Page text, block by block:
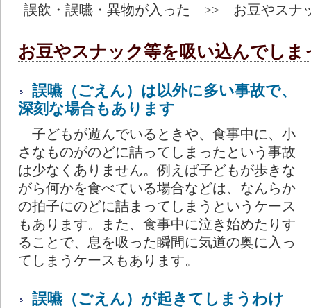
誤飲・誤嚥・異物が入った >> お豆やスナ
お豆やスナック等を吸い込んでし
誤嚥（ごえん）は以外に多い事故で、
深刻な場合もあります
子どもが遊んでいるときや、食事中に、小
さなものがのどに詰ってしまったという事故
は少なくありません。例えば子どもが歩きな
がら何かを食べている場合などは、なんらか
の拍子にのどに詰まってしまうというケース
もあります。また、食事中に泣き始めたりす
ることで、息を吸った瞬間に気道の奥に入っ
てしまうケースもあります。
誤嚥（ごえん）が起きてしまうわけ